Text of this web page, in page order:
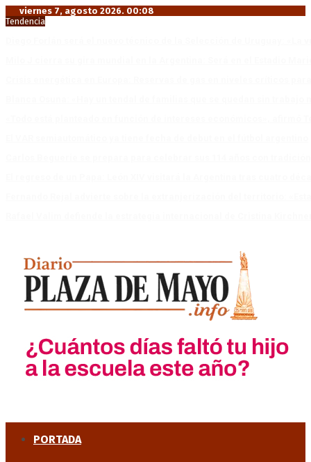
viernes 7, agosto 2026. 00:08
Tendencia
PORTADA